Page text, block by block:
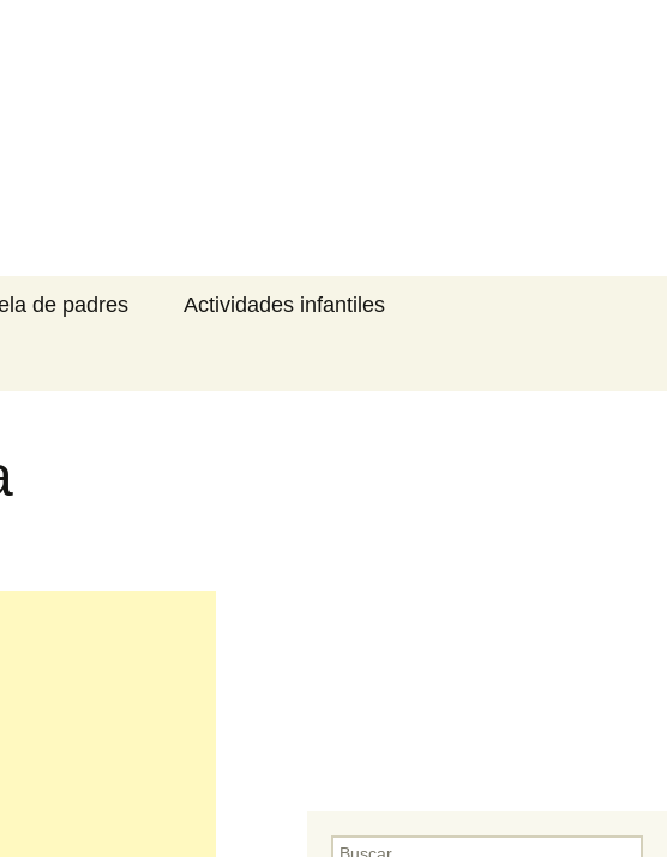
de padres Actividades infantiles
Buscar: